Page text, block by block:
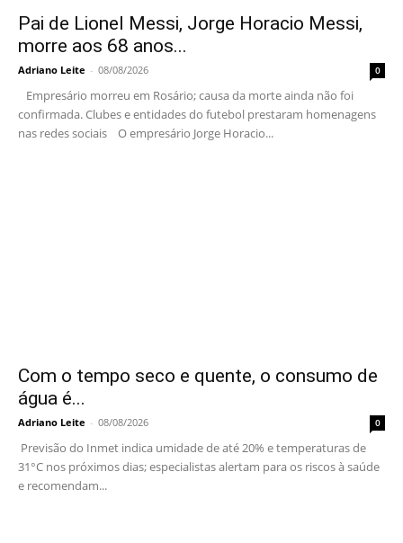
Pai de Lionel Messi, Jorge Horacio Messi,
morre aos 68 anos...
Adriano Leite - 08/08/2026 0
Empresário morreu em Rosário; causa da morte ainda não foi
confirmada. Clubes e entidades do futebol prestaram homenagens
nas redes sociais O empresário Jorge Horacio...
Com o tempo seco e quente, o consumo de
água é...
Adriano Leite - 08/08/2026 0
Previsão do Inmet indica umidade de até 20% e temperaturas de
31°C nos próximos dias; especialistas alertam para os riscos à saúde
e recomendam...